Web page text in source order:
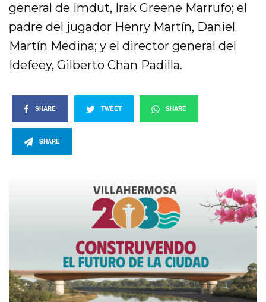
general de Imdut, Irak Greene Marrufo; el
padre del jugador Henry Martín, Daniel
Martín Medina; y el director general del
Idefeey, Gilberto Chan Padilla.
SHARE TWEET SHARE
SHARE